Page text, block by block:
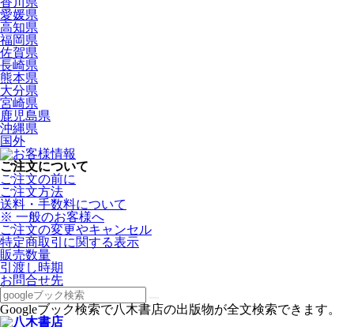
愛媛県
高知県
福岡県
佐賀県
長崎県
熊本県
大分県
宮崎県
鹿児島県
沖縄県
国外
ご注文について
ご注文の前に
ご注文方法
送料・手数料について
※ 一般のお客様へ
ご注文の変更やキャンセル
特定商取引に関する表示
販売数量
引渡し時期
お問合せ先
Googleブック検索で八木書店の出版物が全文検索できます。